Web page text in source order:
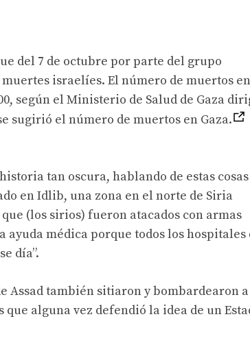
del 7 de octubre por parte del grupo
israelíes. El número de muertos en
según el Ministerio de Salud de Gaza
sugirió el número de muertos en Gaza.
tan oscura, hablando de estas cosas
en Idlib, una zona en el norte de Siria
(los sirios) fueron atacados con armas
médica porque todos los hospitales
día”.
Assad también sitiaron y bombardearon a
alguna vez defendió la idea de un